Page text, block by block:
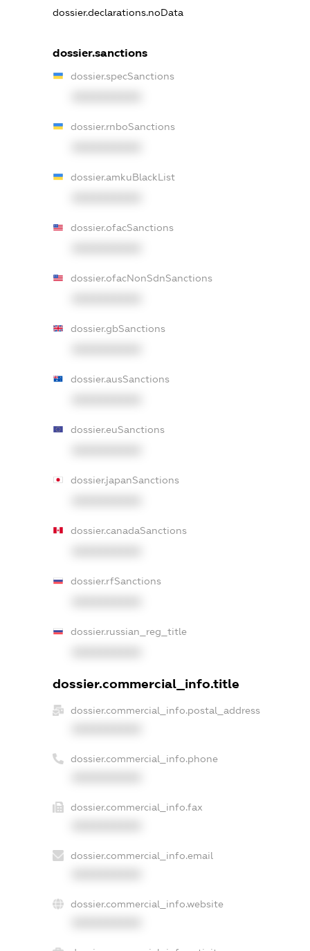
dossier.declarations.noData
dossier.sanctions
dossier.specSanctions
dossier.rnboSanctions
dossier.amkuBlackList
dossier.ofacSanctions
dossier.ofacNonSdnSanctions
dossier.gbSanctions
dossier.ausSanctions
dossier.euSanctions
dossier.japanSanctions
dossier.canadaSanctions
dossier.rfSanctions
dossier.russian_reg_title
dossier.commercial_info.title
dossier.commercial_info.postal_address
dossier.commercial_info.phone
dossier.commercial_info.fax
dossier.commercial_info.email
dossier.commercial_info.website